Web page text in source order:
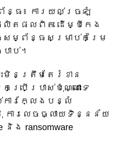
ព័ន្ធ៖ ការយល់ច្រឡំ
លិតផលពិត ដើម្បីកេង
ម្ព័ន្ធសម្រាប់កម្រៃ
ាប់។
មិនត្រឹមតែរំខាន
រើប្រាស់ប៉ុណ្ណោះទេ
ការក្លែងបន្លំ
ារលេចធ្លាយទិន្នន័យ
និង ransomware